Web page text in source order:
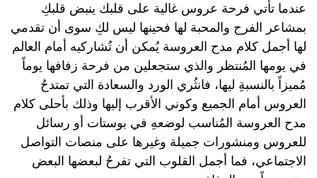
عندما تأتي فرحة عروس غالية على قلبك ينبض قلبكِ
بمشاعر الفرح والمحبة لها فحينها ليس لكِ سوى أن تقدمي
لها أجمل كلام مدح العروسة يُمكن أن تُشاركيه أمام العالم
في يومها المُنتظر والذي ستجعلين من فرحة زفافها يوماً
مُميزاً بالنسبةِ ليها، فانثُري الورد والسعادة التي تمتدحُ
العروس أمام الجميع وكوني الأقرب إليها وذلك بأحلى كلام
مدح العروسة المُناسب لوضعهِ في بوستات أو رسائل
للعروس ومنشورات جميلة وغيرها على منصات التواصل
الاجتماعي، فما أجمل القلوب التي تفرحُ لبعضها البعض